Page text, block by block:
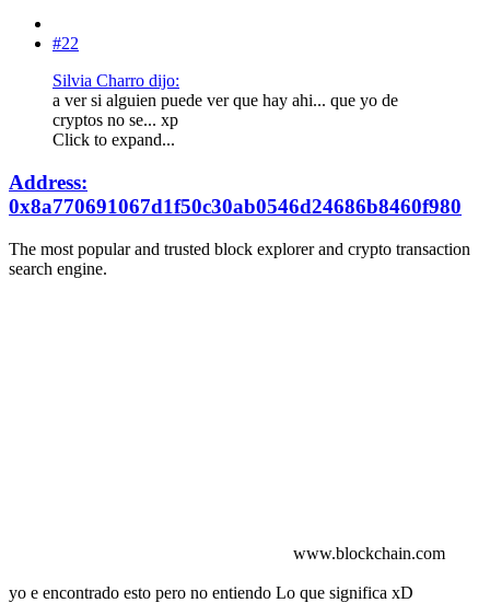
#22
Silvia Charro dijo:
a ver si alguien puede ver que hay ahi... que yo de
cryptos no se... xp
Click to expand...
Address:
0x8a770691067d1f50c30ab0546d24686b8460f980
The most popular and trusted block explorer and crypto transaction
search engine.
www.blockchain.com
yo e encontrado esto pero no entiendo Lo que significa xD